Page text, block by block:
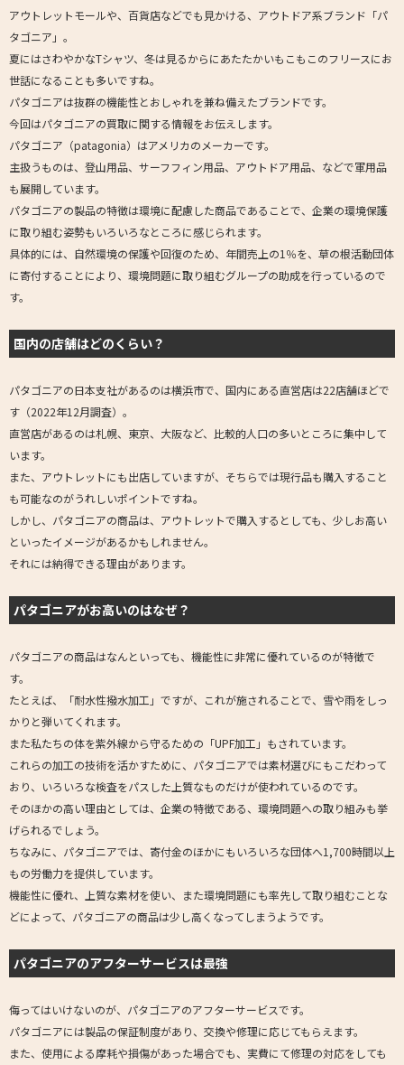
アウトレットモールや、百貨店などでも見かける、アウトドア系ブランド「パ
タゴニア」。
夏にはさわやかなTシャツ、冬は見るからにあたたかいもこもこのフリースにお
世話になることも多いですね。
パタゴニアは抜群の機能性とおしゃれを兼ね備えたブランドです。
今回はパタゴニアの買取に関する情報をお伝えします。
パタゴニア（patagonia）はアメリカのメーカーです。
主扱うものは、登山用品、サーフフィン用品、アウトドア用品、などで軍用品
も展開しています。
パタゴニアの製品の特徴は環境に配慮した商品であることで、企業の環境保護
に取り組む姿勢もいろいろなところに感じられます。
具体的には、自然環境の保護や回復のため、年間売上の1％を、草の根活動団体
に寄付することにより、環境問題に取り組むグループの助成を行っているので
す。
国内の店舗はどのくらい？
パタゴニアの日本支社があるのは横浜市で、国内にある直営店は22店舗ほどで
す（2022年12月調査）。
直営店があるのは札幌、東京、大阪など、比較的人口の多いところに集中して
います。
また、アウトレットにも出店していますが、そちらでは現行品も購入すること
も可能なのがうれしいポイントですね。
しかし、パタゴニアの商品は、アウトレットで購入するとしても、少しお高い
といったイメージがあるかもしれません。
それには納得できる理由があります。
パタゴニアがお高いのはなぜ？
パタゴニアの商品はなんといっても、機能性に非常に優れているのが特徴で
す。
たとえば、「耐水性撥水加工」ですが、これが施されることで、雪や雨をしっ
かりと弾いてくれます。
また私たちの体を紫外線から守るための「UPF加工」もされています。
これらの加工の技術を活かすために、パタゴニアでは素材選びにもこだわって
おり、いろいろな検査をパスした上質なものだけが使われているのです。
そのほかの高い理由としては、企業の特徴である、環境問題への取り組みも挙
げられるでしょう。
ちなみに、パタゴニアでは、寄付金のほかにもいろいろな団体へ1,700時間以上
もの労働力を提供しています。
機能性に優れ、上質な素材を使い、また環境問題にも率先して取り組むことな
どによって、パタゴニアの商品は少し高くなってしまうようです。
パタゴニアのアフターサービスは最強
侮ってはいけないのが、パタゴニアのアフターサービスです。
パタゴニアには製品の保証制度があり、交換や修理に応じてもらえます。
また、使用による摩耗や損傷があった場合でも、実費にて修理の対応をしても